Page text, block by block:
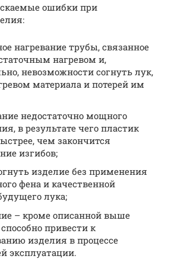
ошибки при
нагревание трубы, связанное
нагревом и,
невозможности согнуть лук,
материала и потерей им
недостаточно мощного
в результате чего пластик
чем закончится
изгибов;
изделие без применения
фена и качественной
лука;
– кроме описанной выше
привести к
изделия в процессе
эксплуатации.